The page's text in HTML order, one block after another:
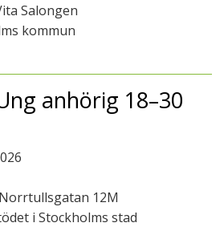
Salongen
kommun
anhörig 18–30
12M
i Stockholms stad